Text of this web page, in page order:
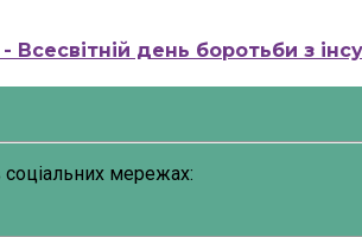
Всесвітній день боротьби з
соціальних мережах: